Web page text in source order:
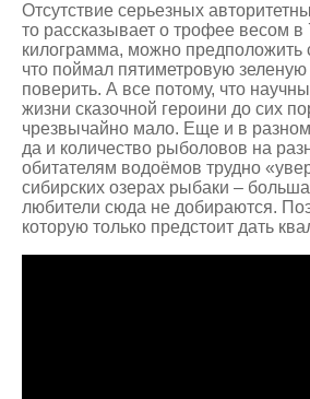
Отсутствие серьезных
то рассказывает о трофее весом в
килограмма, можно предположить
что поймал пятиметровую
поверить. А все потому, что
жизни сказочной героини до сих
чрезвычайно мало. Еще и в
да и количество рыболовов на
обитателям водоёмов трудно
сибирских озерах рыбаки –
любители сюда не добираются.
которую только предстоит дать